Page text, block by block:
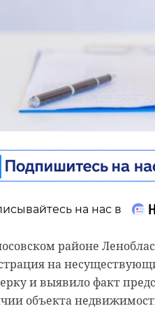
на нас в
районе
на
и выявило факт
объекта
на нас в
СНК СССР о
на нас в
Дума на